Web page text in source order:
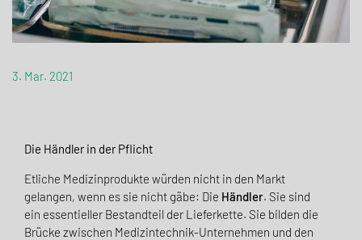
3. Mar. 2021
Die Händler in der Pflicht
Etliche Medizinprodukte würden nicht in den Markt
gelangen, wenn es sie nicht gäbe: Die Händler. Sie sind
ein essentieller Bestandteil der Lieferkette. Sie bilden die
Brücke zwischen Medizintechnik-Unternehmen und den